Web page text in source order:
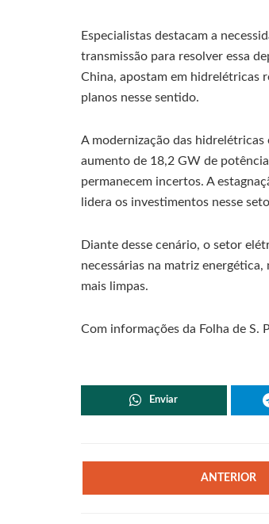
Especialistas destacam a
transmissão para resolver essa
China, apostam em hidrelétricas
planos nesse sentido.
A modernização das
aumento de 18,2 GW de
permanecem incertos. A
lidera os investimentos nesse
Diante desse cenário, o setor
necessárias na matriz
mais limpas.
Com informações da Folha de S.
Enviar
ANTERIOR